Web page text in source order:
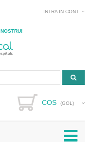
INTRA IN CONT
COS (GOL)